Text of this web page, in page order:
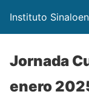
Instituto
Jornada
enero